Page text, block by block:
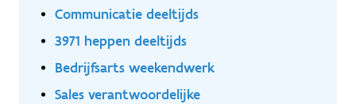
Communicatie deeltijds
3971 heppen deeltijds
Bedrijfsarts weekendwerk
Sales verantwoordelijke